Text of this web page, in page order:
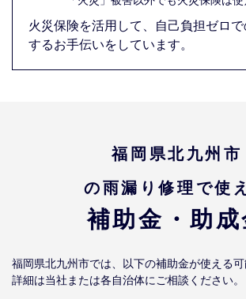
火災保険を活用して、自己負担ゼロ
するお手伝いをしています。
福岡県北九州市
の雨漏り修理で使
補助金・助成
福岡県北九州市では、以下の補助金が使える可
詳細は当社または各自治体にご相談ください。